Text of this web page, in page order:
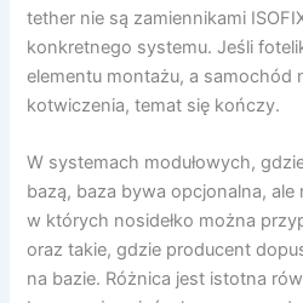
tether nie są zamiennikami
konkretnego systemu. Jeśli
elementu montażu, a samochód
kotwiczenia, temat się kończy.
W systemach modułowych,
bazą, baza bywa opcjonalna, ale
w których nosidełko można
oraz takie, gdzie producent
na bazie. Różnica jest istotna